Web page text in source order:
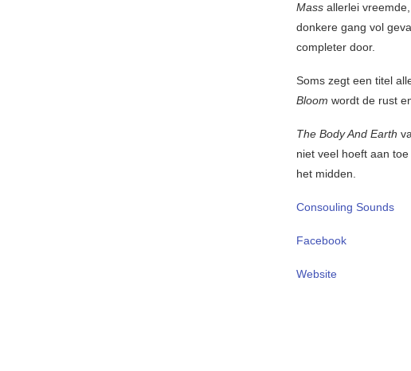
Mass allerlei
donkere gang vol
completer door.
Soms zegt een titel
Bloom wordt de rust
The Body And Earth
niet veel hoeft aan
het midden.
Consouling Sounds
Facebook
Website